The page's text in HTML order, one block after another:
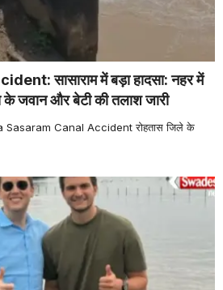
सासाराम में बड़ा हादसा: नहर में
के जवान और बेटी की तलाश जारी
Canal Accident रोहतास जिले के